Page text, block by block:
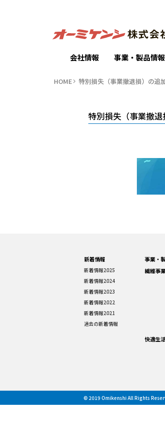
会社情報 事業・製品情報
HOME 特別損失（事業撤退損）の追
特別損失（事業撤
新着情報
新着情報2025
新着情報2024
新着情報2023
新着情報2022
新着情報2021
過去の新着情報
事業・
繊維事
快適生
© 2019 Omikenshi All Rights